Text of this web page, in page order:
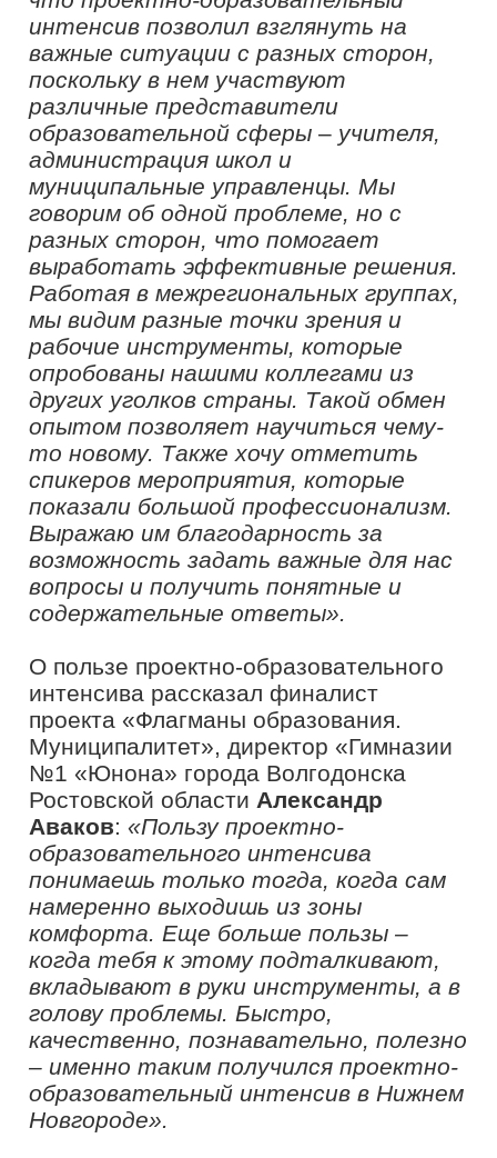
вопросы и получить понятные и
содержательные ответы».
О пользе проектно-образовательного
интенсива рассказал финалист
проекта «Флагманы образования.
Муниципалитет», директор «Гимназии
№1 «Юнона» города Волгодонска
Ростовской области
Аваков:«Пользу проектно-
образовательного интенсива
понимаешь только тогда, когда сам
намеренно выходишь из зоны
комфорта. Еще больше пользы –
когда тебя к этому подталкивают,
вкладывают в руки инструменты, а в
голову проблемы. Быстро,
качественно, познавательно, полезно
– именно таким получился проектно-
образовательный интенсив в Нижнем
Новгороде».
Финалистка «Флагманы образования.
Школа» из Приморского края,
заместитель директора по учебно-
воспитательной работе школы №28
города ВладивостокИрина Головина
рассказала о практической пользе
проектно-образовательного интенсива.
Ей с коллегами удалось организовать
межрегиональное взаимодействие.
«Находясь в Нижнем Новгороде, я
встретилась с коллегами из
Еврейской автономной области, с
которыми мы познакомились на
финале «Флагманов образования.
Школа» в Грозном. Тогда формат
мероприятия поставил нас в
соревновательные условия, мы были
конкурентами. Здесь же мы попали в
одну проектную группу. Провели
несколько дней, совместно работая
над одной задачей. Договорились о
том, что в будущем году проведем
ряд мероприятий по сетевому
взаимодействию»,– рассказала
Ирина Головина. В рамках культурно-
образовательной программы прошла
обзорная экскурсия по Нижнему
Новгороду. Участники интенсива
посетили площадь Народного
единства, Нижегородский кремль и
другие достопримечательности.
Съездили на экскурсию в современную